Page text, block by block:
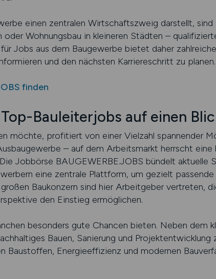
einen zentralen Wirtschaftszweig darstellt,
Wohnungsbau in kleineren Städten –
Jobs aus dem Baugewerbe bietet daher
und den nächsten Karriereschritt zu planen.
finden
Top-Bauleiterjobs auf einen
möchte, profitiert von einer Vielzahl spannender
– auf dem Arbeitsmarkt herrscht
Jobbörse BAUGEWERBE.JOBS bündelt aktuelle
eine zentrale Plattform, um gezielt
Baukonzern sind hier Arbeitgeber vertreten,
den Einstieg ermöglichen.
besonders gute Chancen bieten. Neben dem
Bauen, Sanierung und Projektentwicklung
Baustoffen, Energieeffizienz und modernen